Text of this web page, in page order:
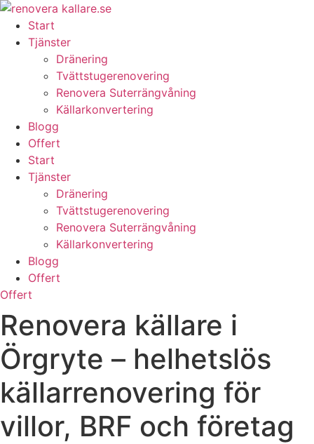
Skip
content
Start
Tjänster
Dränering
Tvättstugerenovering
Renovera Suterrängvåning
Källarkonvertering
Blogg
Offert
Start
Tjänster
Dränering
Tvättstugerenovering
Renovera Suterrängvåning
Källarkonvertering
Blogg
Offert
Offert
Renovera källare i
Örgryte – helhetslös
källarrenovering för
villor, BRF och företag